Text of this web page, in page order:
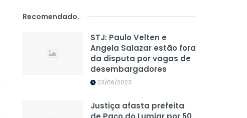
Recomendado.
STJ: Paulo Velten e
Angela Salazar estão fora
da disputa por vagas de
desembargadores
23/08/2023
Justiça afasta prefeita